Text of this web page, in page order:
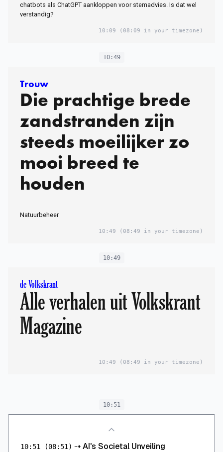
chatbots als ChatGPT aankloppen voor stemadvies. Is dat wel
verstandig?
10:09 (08:09 in your timezone)
10:49
Trouw
Die prachtige brede
zandstranden zijn
steeds moeilijker zo
mooi breed te
houden
Natuurbeheer
10:49 (08:49 in your timezone)
10:49
de Volkskrant
Alle verhalen uit Volkskrant
Magazine
10:49 (08:49 in your timezone)
10:51
10:51 (08:51) ⇢AI's Societal Unveiling